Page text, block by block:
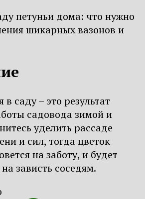
саду – это результат
садовода зимой и
уделить рассаде
и сил, тогда цветок
на заботу, и будет
зависть соседям.